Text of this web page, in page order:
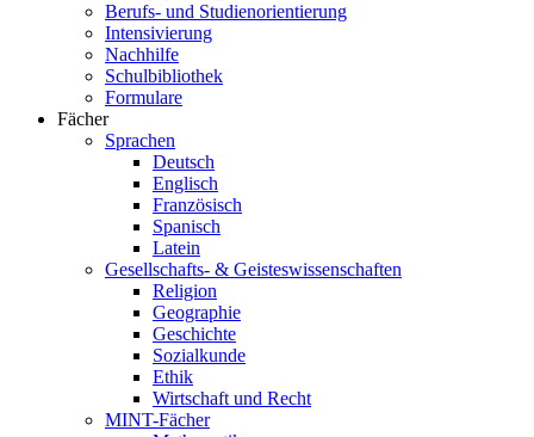
Berufs- und Studienorientierung
Intensivierung
Nachhilfe
Schulbibliothek
Formulare
Fächer
Sprachen
Deutsch
Englisch
Französisch
Spanisch
Latein
Gesellschafts- & Geisteswissenschaften
Religion
Geographie
Geschichte
Sozialkunde
Ethik
Wirtschaft und Recht
MINT-Fächer